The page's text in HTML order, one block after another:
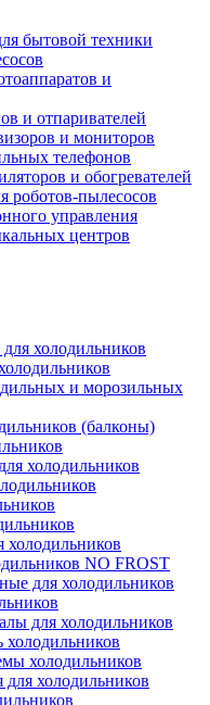
бытовой техники
и
и отпаривателей
и мониторов
телефонов
и обогревателей
роботов-пылесосов
управления
центров
для холодильников
и морозильных
(балконы)
холодильников
NO FROST
для холодильников
для холодильников
холодильников
холодильников